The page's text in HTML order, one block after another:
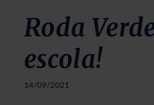
Roda
escola!
14/09/2021